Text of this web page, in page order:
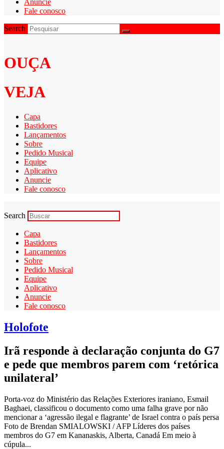
Fale conosco
Search
OUÇA
VEJA
Capa
Bastidores
Lançamentos
Sobre
Pedido Musical
Equipe
Aplicativo
Anuncie
Fale conosco
Search
Capa
Bastidores
Lançamentos
Sobre
Pedido Musical
Equipe
Aplicativo
Anuncie
Fale conosco
Holofote
Irã responde à declaração conjunta do G7
e pede que membros parem com ‘retórica
unilateral’
Porta-voz do Ministério das Relações Exteriores iraniano, Esmail
Baghaei, classificou o documento como uma falha grave por não
mencionar a ‘agressão ilegal e flagrante’ de Israel contra o país persa
Foto de Brendan SMIALOWSKI / AFP Líderes dos países
membros do G7 em Kananaskis, Alberta, Canadá Em meio à
cúpula...